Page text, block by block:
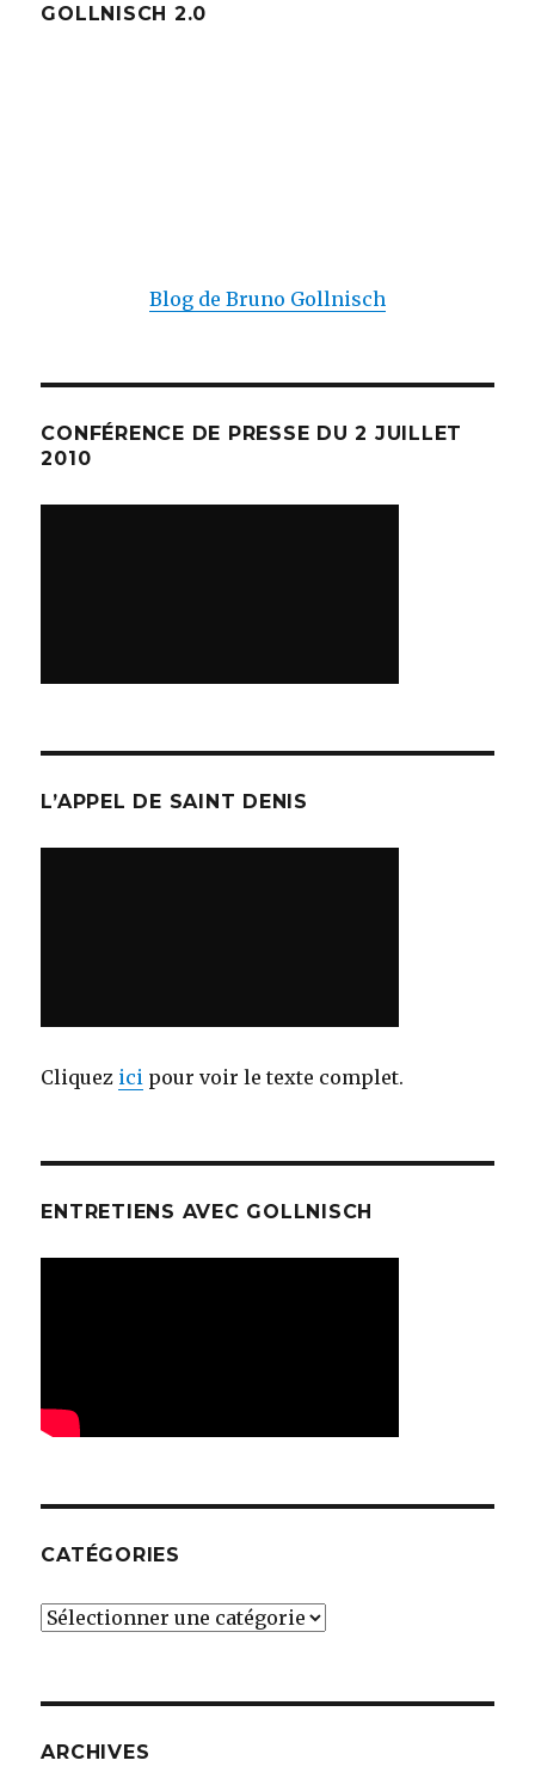
GOLLNISCH 2.0
Blog de Bruno Gollnisch
CONFÉRENCE DE PRESSE DU 2 JUILLET
2010
L’APPEL DE SAINT DENIS
Cliquez ici pour voir le texte complet.
ENTRETIENS AVEC GOLLNISCH
CATÉGORIES
Catégories
ARCHIVES